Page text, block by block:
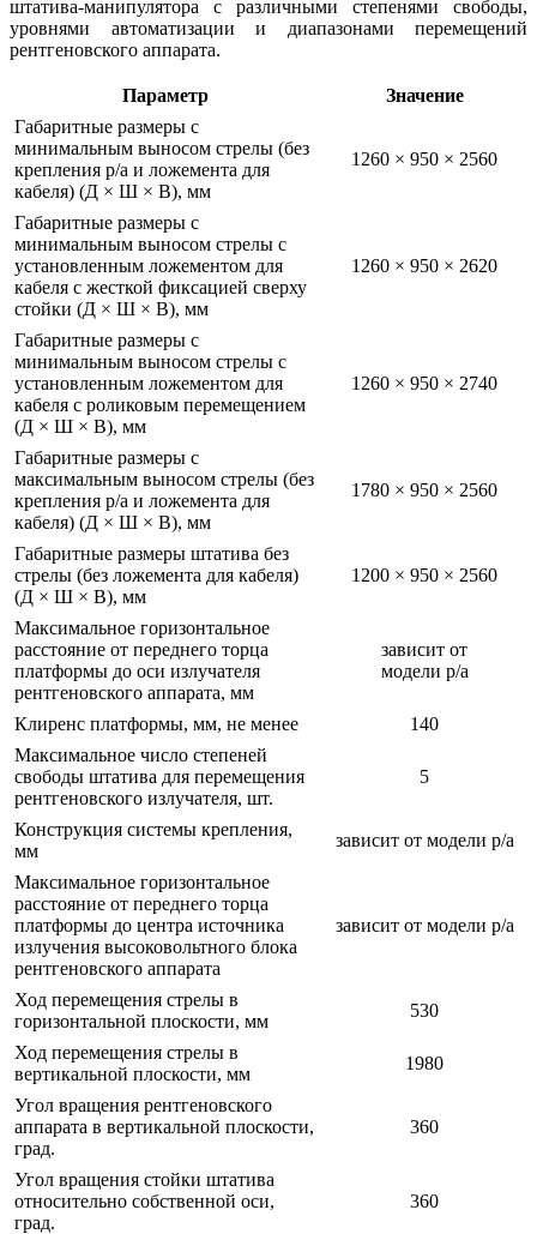
штатива-манипулятора с различными степенями свободы,
уровнями автоматизации и диапазонами перемещений
рентгеновского аппарата.
Параметр
Значение
Габаритные размеры с
минимальным выносом стрелы (без
крепления р/а и ложемента для
кабеля) (Д × Ш × В), мм
1260 × 950 × 2560
Габаритные размеры с
минимальным выносом стрелы с
установленным ложементом для
кабеля с жесткой фиксацией сверху
стойки (Д × Ш × В), мм
1260 × 950 × 2620
Габаритные размеры с
минимальным выносом стрелы с
установленным ложементом для
кабеля с роликовым перемещением
(Д × Ш × В), мм
1260 × 950 × 2740
Габаритные размеры с
максимальным выносом стрелы (без
крепления р/а и ложемента для
кабеля) (Д × Ш × В), мм
1780 × 950 × 2560
Габаритные размеры штатива без
стрелы (без ложемента для кабеля)
(Д × Ш × В), мм
1200 × 950 × 2560
Максимальное горизонтальное
расстояние от переднего торца
платформы до оси излучателя
рентгеновского аппарата, мм
зависит от
модели р/а
Клиренс платформы, мм, не менее
140
Максимальное число степеней
свободы штатива для перемещения
рентгеновского излучателя, шт.
5
Конструкция системы крепления,
мм
зависит от модели р/а
Максимальное горизонтальное
расстояние от переднего торца
платформы до центра источника
излучения высоковольтного блока
рентгеновского аппарата
зависит от модели р/а
Ход перемещения стрелы в
горизонтальной плоскости, мм
530
Ход перемещения стрелы в
вертикальной плоскости, мм
1980
Угол вращения рентгеновского
аппарата в вертикальной плоскости,
град.
360
Угол вращения стойки штатива
относительно собственной оси,
град.
360